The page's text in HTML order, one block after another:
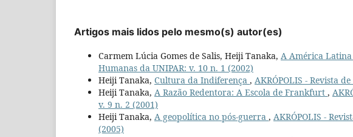
Artigos mais lidos pelo mesmo(s) autor(es)
Carmem Lúcia Gomes de Salis, Heiji Tanaka, A América
Humanas da UNIPAR: v. 10 n. 1 (2002)
Heiji Tanaka, Cultura da Indiferença , AKRÓPOLIS - Revista
Heiji Tanaka, A Razão Redentora: A Escola de Frankfurt ,
v. 9 n. 2 (2001)
Heiji Tanaka, A geopolítica no pós-guerra , AKRÓPOLIS -
(2005)